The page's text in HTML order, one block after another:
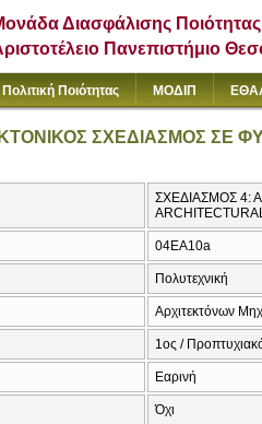
Διασφάλισης Ποιότητας
Πανεπιστήμιο
Πολιτική Ποιότητας ΜΟΔΙΠ
ΣΧΕΔΙΑΣΜΟΣ ΣΕ
ΣΧΕΔΙΑΣΜΟΣ 4:
04EA10a
Πολυτεχνική
Αρχιτεκτόνων
1ος /
Εαρινή
Όχι